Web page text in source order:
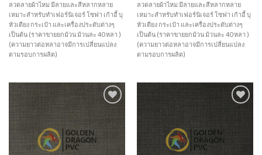
ลวดลายผ้าไหม มีลายและสีหลากหลาย
เหมาะสำหรับทำเฟอร์นิเจอร์ โซฟา เก้าอี้ บุ
หัวเตียง กระเป๋า และเครื่องประดับต่างๆ
เป็นต้น (ราคาขายยกม้วน ม้วนละ 40 หลา )
(ความยาวต่อหลาอาจมีการเปลี่ยนแปลง
ตามรอบการผลิต)
ลวดลายผ้าไหม มีลายและสีหลากหลาย
เหมาะสำหรับทำเฟอร์นิเจอร์ โซฟา เก้าอี้ บุ
หัวเตียง กระเป๋า และเครื่องประดับต่างๆ
เป็นต้น (ราคาขายยกม้วน ม้วนละ 40 หลา )
(ความยาวต่อหลาอาจมีการเปลี่ยนแปลง
ตามรอบการผลิต)
Add to
Wishlist
Wishlist